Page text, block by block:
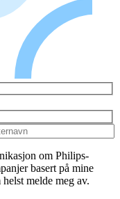
om Philips-
basert på mine
melde meg av.